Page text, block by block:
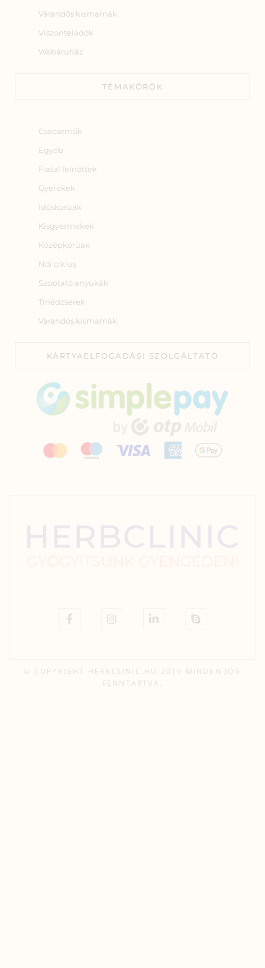
Várandós kismamák
Viszonteladók
Webáruház
TÉMAKÖRÖK
Csecsemők
Egyéb
Fiatal felnőttek
Gyerekek
Időskorúak
Kisgyermekek
Középkorúak
Női ciklus
Szoptató anyukák
Tinédzserek
Várandós kismamák
KÁRTYAELFOGADÁSI SZOLGÁLTATÓ
© COPYRIGHT HERBCLINIC.HU 2019 MINDEN JOG
FENNTARTVA.